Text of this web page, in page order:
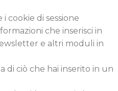
i cookie di sessione
che inserisci in
e altri moduli in
di ciò che hai inserito in un